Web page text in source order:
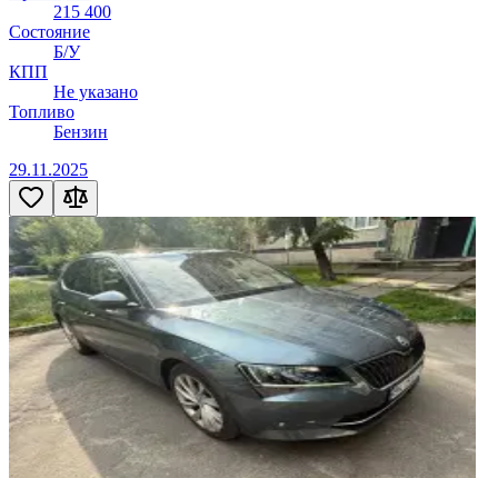
215 400
Состояние
Б/У
КПП
Не указано
Топливо
Бензин
29.11.2025